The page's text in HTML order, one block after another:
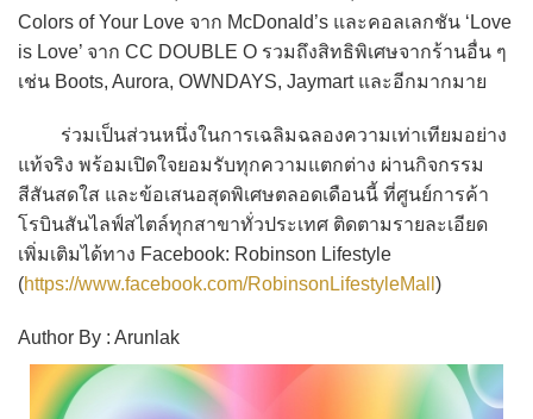
Colors of Your Love จาก McDonald’s และคอลเลกชัน ‘Love
is Love’ จาก CC DOUBLE O รวมถึงสิทธิพิเศษจากร้านอื่น ๆ
เช่น Boots, Aurora, OWNDAYS, Jaymart และอีกมากมาย
ร่วมเป็นส่วนหนึ่งในการเฉลิมฉลองความเท่าเทียมอย่าง
แท้จริง พร้อมเปิดใจยอมรับทุกความแตกต่าง ผ่านกิจกรรม
สีสันสดใส และข้อเสนอสุดพิเศษตลอดเดือนนี้ ที่ศูนย์การค้า
โรบินสันไลฟ์สไตล์ทุกสาขาทั่วประเทศ ติดตามรายละเอียด
เพิ่มเติมได้ทาง Facebook: Robinson Lifestyle
(https://www.facebook.com/RobinsonLifestyleMall )
Author By : Arunlak